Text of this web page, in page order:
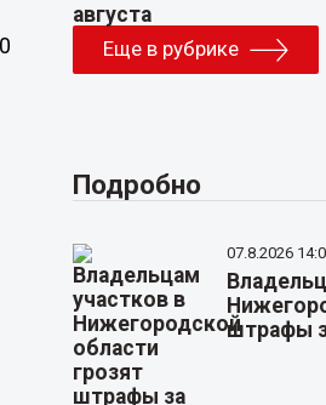
Еще в рубрике
Подробно
07.8.2026
штрафы